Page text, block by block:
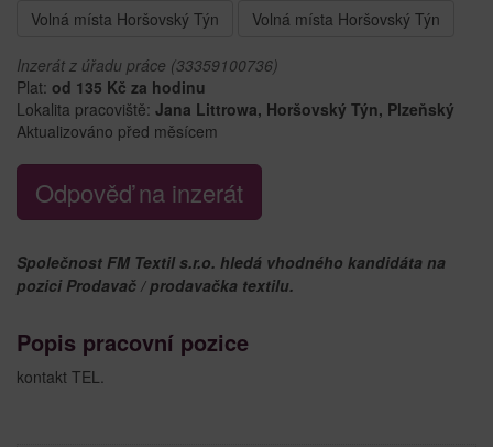
Volná místa Horšovský Týn Volná místa Horšovský Týn
Inzerát z úřadu práce (33359100736)
Plat: od 135 Kč za hodinu
Lokalita pracoviště: Jana Littrowa, Horšovský Týn, Plzeňský
Aktualizováno před měsícem
Odpověď na inzerát
Společnost FM Textil s.r.o. hledá vhodného kandidáta na
pozici Prodavač / prodavačka textilu.
Popis pracovní pozice
kontakt TEL.